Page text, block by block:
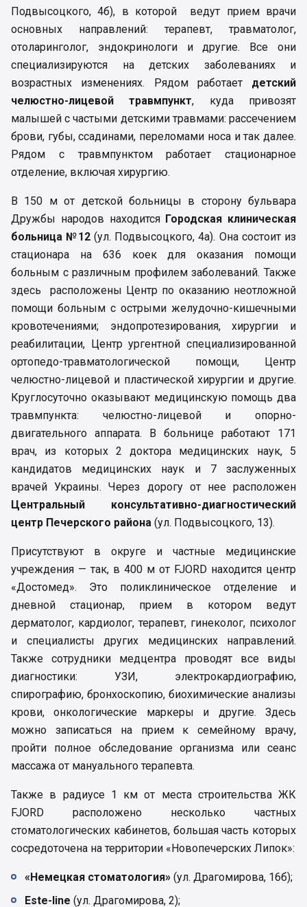
Подвысоцкого, 4б), в которой ведут прием врачи
основных направлений: терапевт, травматолог,
отоларинголог, эндокринологи и другие. Все они
специализируются на детских заболеваниях и
возрастных изменениях. Рядом работает детский
челюстно-лицевой травмпункт, куда привозят
малышей с частыми детскими травмами: рассечением
брови, губы, ссадинами, переломами носа и так далее.
Рядом с травмпунктом работает стационарное
отделение, включая хирургию.
В 150 м от детской больницы в сторону бульвара
Дружбы народов находится Городская клиническая
больница №12(ул. Подвысоцкого, 4а). Она состоит из
стационара на 636 коек для оказания помощи
больным с различным профилем заболеваний. Также
здесь расположены Центр по оказанию неотложной
помощи больным с острыми желудочно-кишечными
кровотечениями; эндопротезирования, хирургии и
реабилитации, Центр ургентной специализированной
ортопедо-травматологической помощи, Центр
челюстно-лицевой и пластической хирургии и другие.
Круглосуточно оказывают медицинскую помощь два
травмпункта: челюстно-лицевой и опорно-
двигательного аппарата. В больнице работают 171
врач, из которых 2 доктора медицинских наук, 5
кандидатов медицинских наук и 7 заслуженных
врачей Украины. Через дорогу от нее расположен
Центральный консультативно-диагностический
центр Печерского района (ул. Подвысоцкого, 13).
Присутствуют в округе и частные медицинские
учреждения — так, в 400 м от FJORD находится центр
«Достомед». Это поликлиническое отделение и
дневной стационар, прием в котором ведут
дерматолог, кардиолог, терапевт, гинеколог, психолог
и специалисты других медицинских направлений.
Также сотрудники медцентра проводят все виды
диагностики: УЗИ, электрокардиографию,
спирографию, бронхоскопию, биохимические анализы
крови, онкологические маркеры и другие. Здесь
можно записаться на прием к семейному врачу,
пройти полное обследование организма или сеанс
массажа от мануального терапевта.
Также в радиусе 1 км от места строительства ЖК
FJORD расположено несколько частных
стоматологических кабинетов, большая часть которых
сосредоточена на территории «Новопечерских Липок»:
«Немецкая стоматология» (ул. Драгомирова, 16б);
Este-line (ул. Драгомирова, 2);